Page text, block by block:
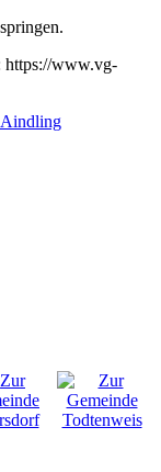
springen.
https://www.vg-